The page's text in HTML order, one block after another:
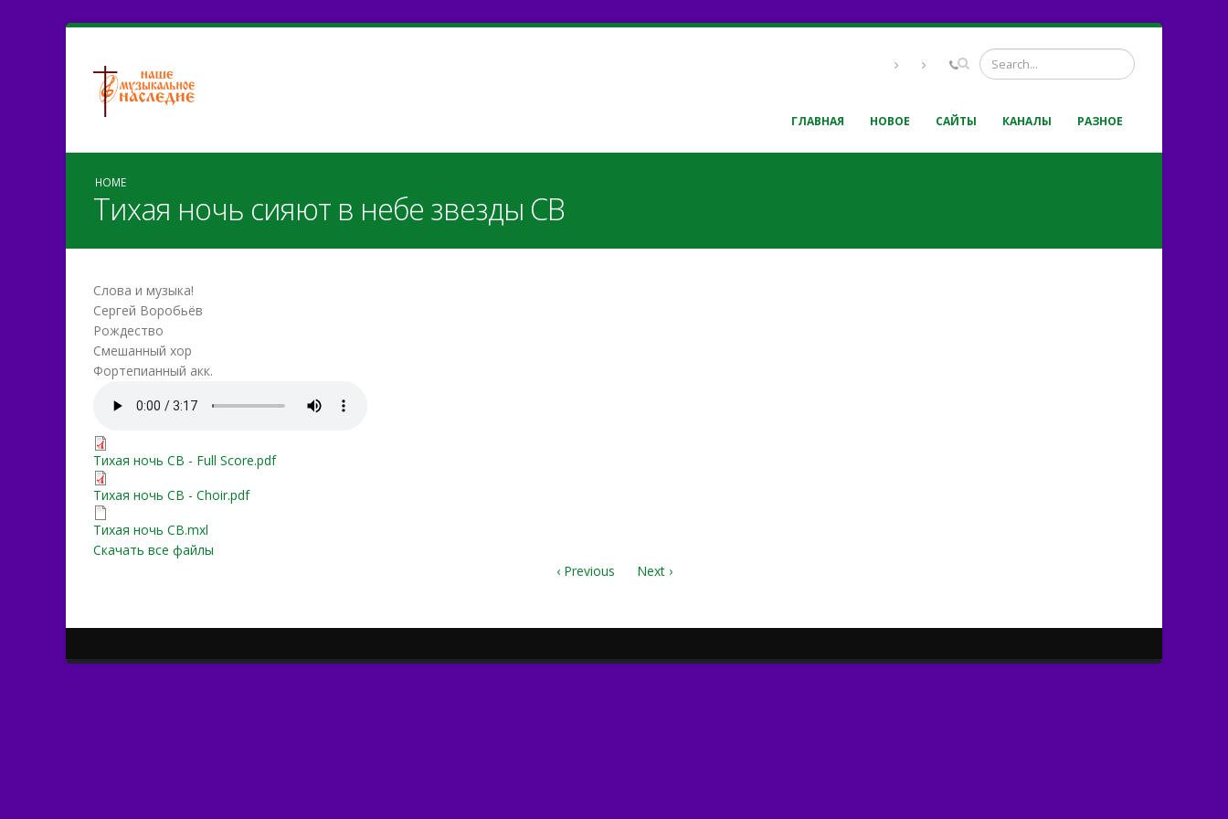
ГЛАВНАЯ НОВОЕ САЙТЫ КАНАЛЫ РАЗНОЕ
HOME
Тихая ночь сияют в небе звезды СВ
Слова и музыка!
Сергей Воробьёв
Рождество
Смешанный хор
Фортепианный акк.
Тихая ночь СВ.mp3
Тихая ночь СВ - Full Score.pdf
Тихая ночь СВ - Full Score.pdf
Тихая ночь СВ - Choir.pdf
Тихая ночь СВ - Choir.pdf
Тихая ночь СВ.mxl
Тихая ночь СВ.mxl
Скачать все файлы
‹ Previous
Next ›